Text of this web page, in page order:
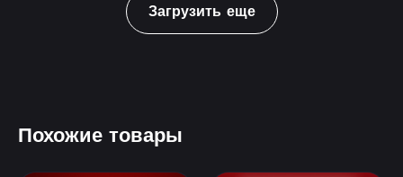
Загрузить еще
Похожие товары